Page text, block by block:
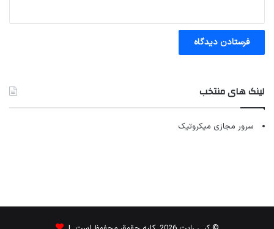
لینک های منتخب
سرور مجازی میکروتیک